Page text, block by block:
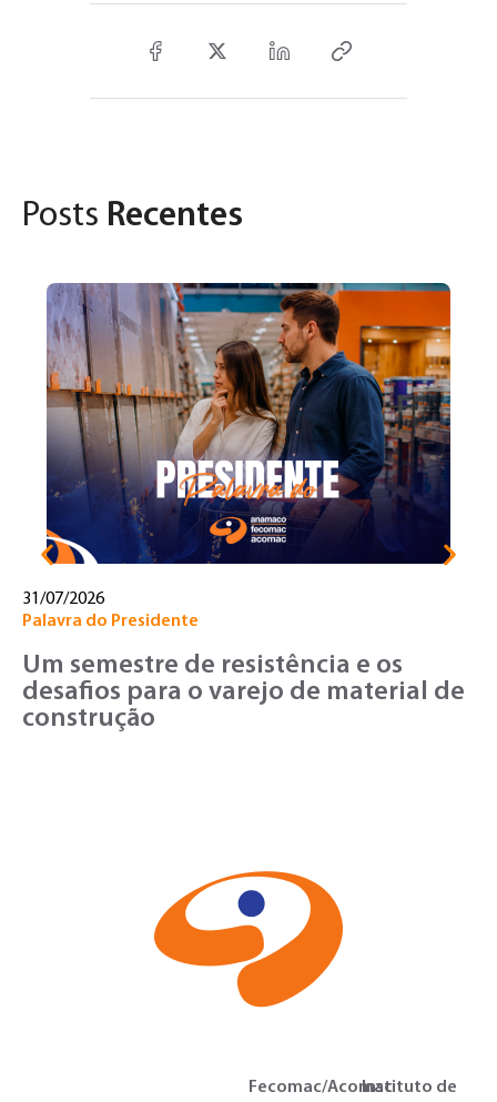
Posts Recentes
31/07/2026
Palavra do Presidente
Um semestre de resistência e os
desafios para o varejo de material de
construção
Fecomac/AcomacInstituto de